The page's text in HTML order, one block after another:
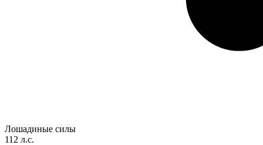
Лошадиные силы
112 л.с.